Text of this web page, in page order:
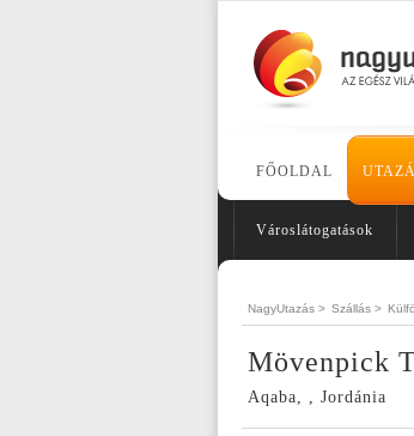
FŐOLDAL
Városlátogatások
NagyUtazás > Szállás >
Mövenpick
Aqaba, , Jordánia